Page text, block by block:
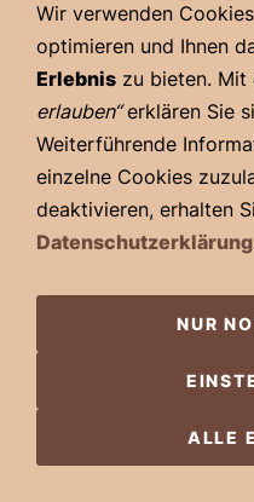
Michael Mikolajczak
erblickte am 01.05.1967
lernte mit fünf Jahren
von bedrucktem Papier
gelesener Comic war ein
dem Ehapa-Verlag und
zu amerikanischen und
der Jahre. Der Kult
Heimat seiner Comics,
Zeichnern Andreas
Wir verwenden
optimieren und Ihnen
Erlebnis zu bieten. Mit
erlauben“erklären Sie
Weiterführende
einzelne Cookies
deaktivieren, erhalten
Datenschutzerklärung
NUR
ALLE